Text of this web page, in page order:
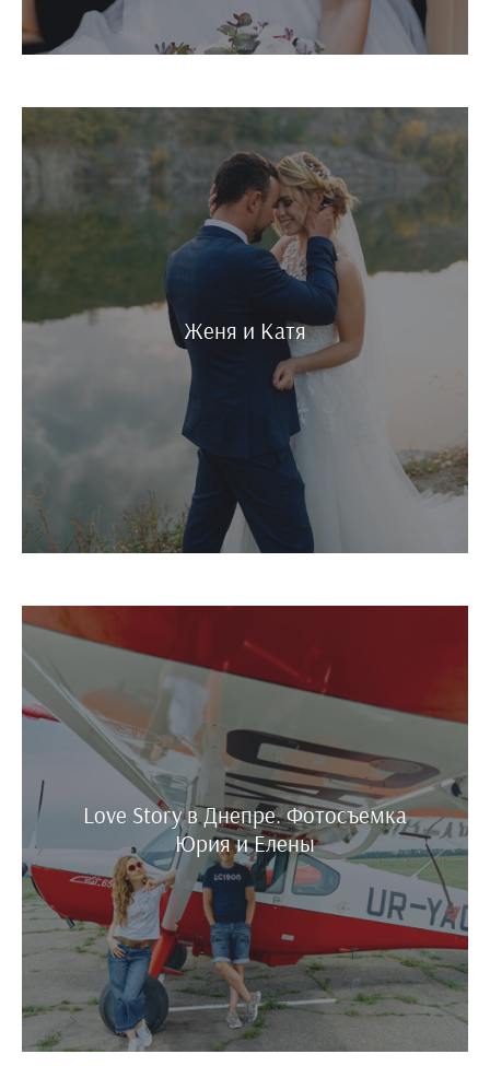
Женя и Катя
Love Story в Днепре. Фотосъемка
Юрия и Елены